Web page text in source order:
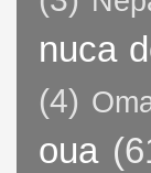
nuca
(4)
oua